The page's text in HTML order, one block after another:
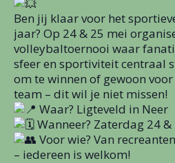
Ben jij klaar voor het
jaar? Op 24 & 25 mei
volleybaltoernooi waar
sfeer en sportiviteit centraal
om te winnen of gewoon
team – dit wil je niet missen!
Waar? Ligteveld in Neer
Wanneer? Zaterdag 24
Voor wie? Van
– iedereen is welkom!